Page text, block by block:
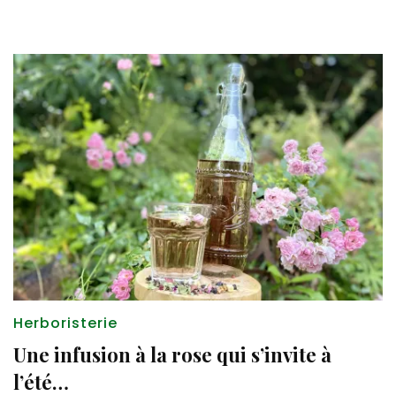
Herboristerie
Une infusion à la rose qui s’invite à
l’été…